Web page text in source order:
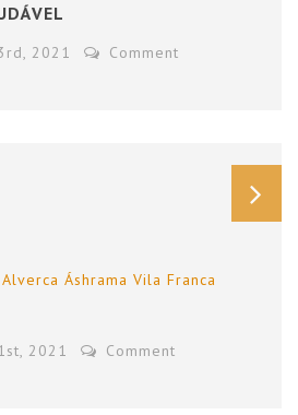
2021
Comment
Áshrama Vila Franca
2021
Comment